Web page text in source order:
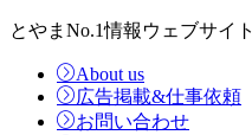
とやまNo.1情報ウェブサイト
About us
広告掲載&仕事依頼
お問い合わせ